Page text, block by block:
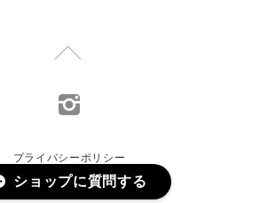
プライバシーポリシー
特定商取引法に基づく表記
ショップに質問する